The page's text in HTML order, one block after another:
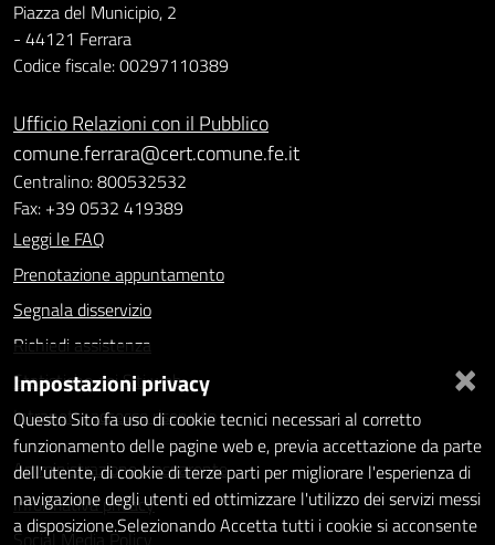
Piazza del Municipio, 2
- 44121 Ferrara
Codice fiscale: 00297110389
Ufficio Relazioni con il Pubblico
comune.ferrara@cert.comune.fe.it
Centralino: 800532532
Fax: +39 0532 419389
Leggi le FAQ
Prenotazione appuntamento
Segnala disservizio
Richiedi assistenza
Statistiche dei Siti web
Intranet - accesso riservato
Amministrazione trasparente
Informativa privacy
Social Media Policy
×
Impostazioni privacy
Questo Sito fa uso di cookie tecnici necessari al corretto
funzionamento delle pagine web e, previa accettazione da parte
dell'utente, di cookie di terze parti per migliorare l'esperienza di
navigazione degli utenti ed ottimizzare l'utilizzo dei servizi messi
a disposizione.Selezionando Accetta tutti i cookie si acconsente